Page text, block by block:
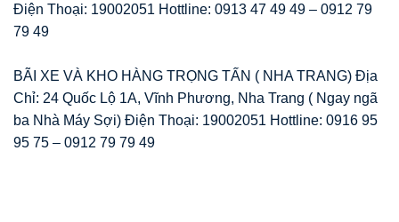
Điện Thoại: 19002051 Hottline: 0913 47 49 49 – 0912 79
79 49
BÃI XE VÀ KHO HÀNG TRỌNG TẤN ( NHA TRANG) Địa
Chỉ: 24 Quốc Lộ 1A, Vĩnh Phương, Nha Trang ( Ngay ngã
ba Nhà Máy Sợi) Điện Thoại: 19002051 Hottline: 0916 95
95 75 – 0912 79 79 49